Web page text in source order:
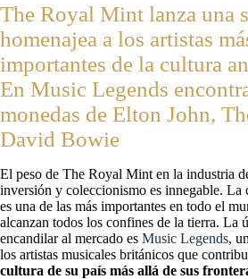
The Royal Mint lanza una
homenajea a los artistas
importantes de la cultura
En Music Legends
monedas de Elton John,
David Bowie
El peso de The Royal Mint en la industria
inversión y coleccionismo es innegable. La
es una de las más importantes en todo el
alcanzan todos los confines de la tierra. La
encandilar al mercado es Music Legends,
los artistas musicales británicos que
cultura de su país más allá de sus